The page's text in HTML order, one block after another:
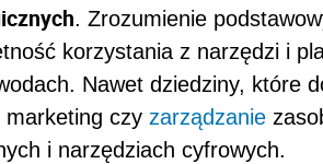
. Zrozumienie
korzystania z narzędzi i
Nawet dziedziny, które
czy zarządzanie
i narzędziach cyfrowych.